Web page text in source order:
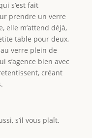
s’est fait
prendre un verre
elle m’attend déjà,
table pour deux,
verre plein de
s’agence bien avec
créant
s’il vous plaît.